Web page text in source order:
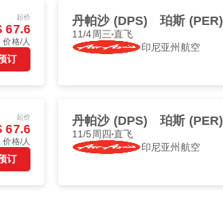
起价
67.6
价格/人
订
丹帕沙 (DPS) 珀斯 (PER)
11/4周三 直飞
印尼亚州航空
起价
67.6
价格/人
订
丹帕沙 (DPS) 珀斯 (PER)
11/5周四 直飞
印尼亚州航空